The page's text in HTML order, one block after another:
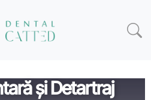
și Detartraj